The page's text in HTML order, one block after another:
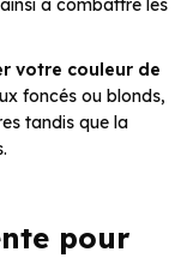
à combattre les
votre couleur de
foncés ou blonds,
tandis que la
pour